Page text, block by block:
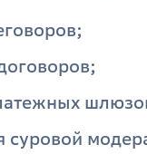
суровой